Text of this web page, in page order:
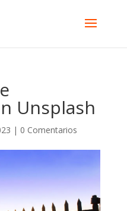
Unsplash
| 0 Comentarios